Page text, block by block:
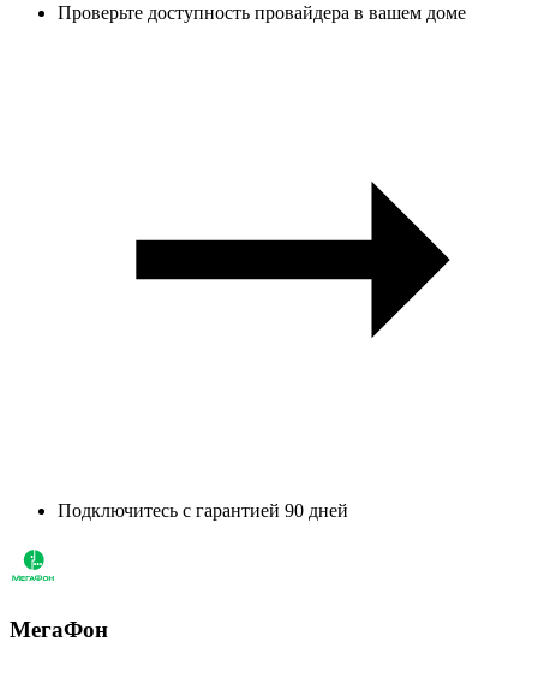
Проверьте доступность провайдера в вашем доме
Подключитесь с гарантией 90 дней
МегаФон